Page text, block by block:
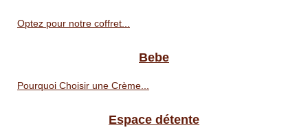
Optez pour notre coffret...
Bebe
Pourquoi Choisir une Crème...
Espace détente